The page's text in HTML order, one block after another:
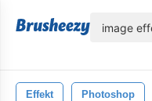
Effekt Photoshop